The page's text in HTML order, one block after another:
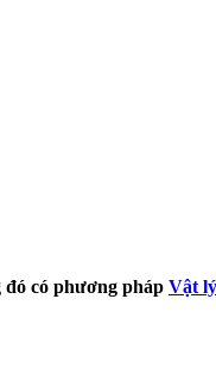
đó có phương pháp Vật